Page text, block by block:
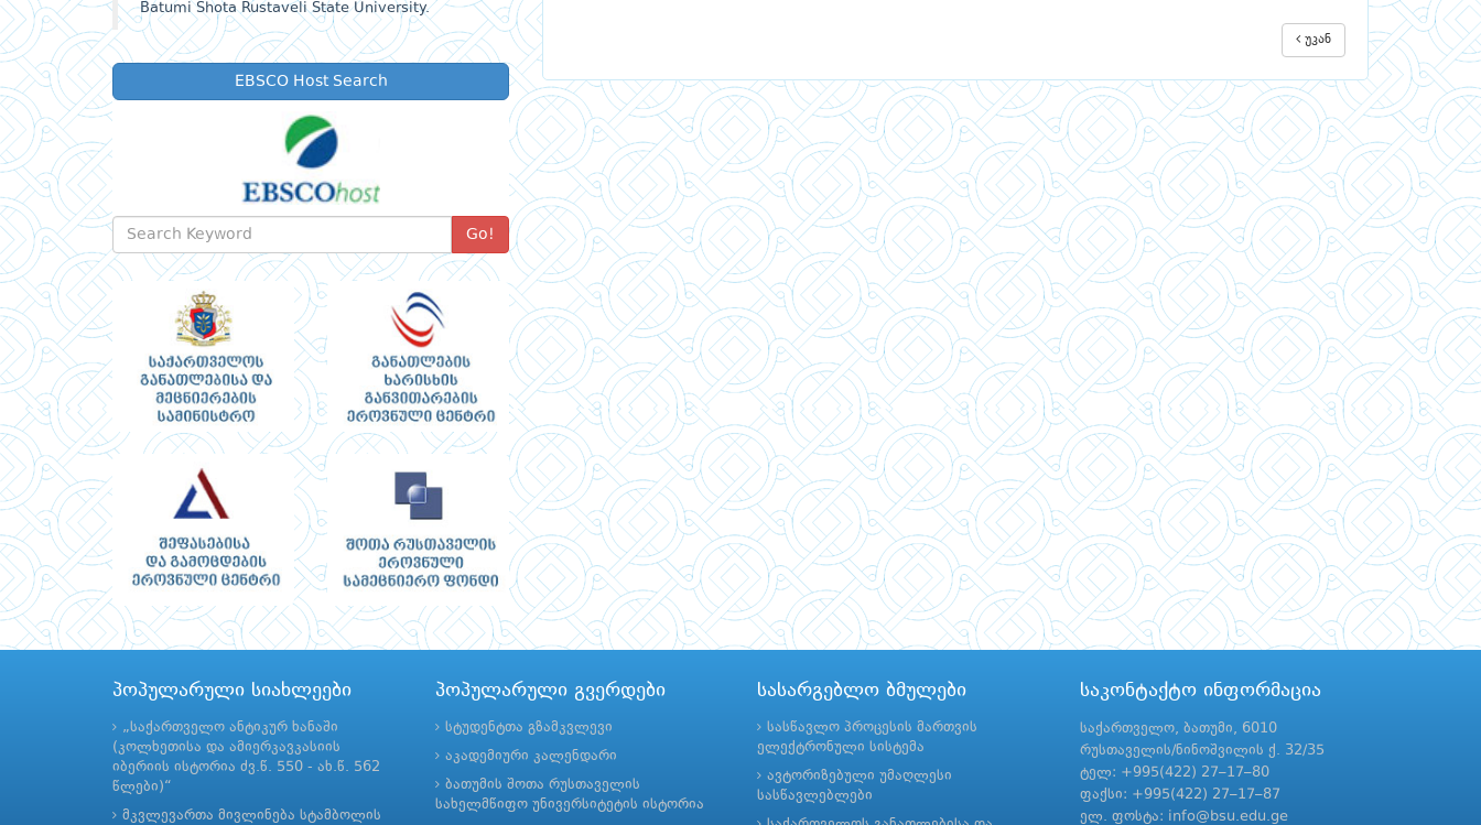
Batumi Shota Rustaveli State University.
EBSCO Host Search
Go!
უკან
პოპულარული სიახლეები
„საქართველო ანტიკურ ხანაში
(კოლხეთისა და ამიერკავკასიის
იბერიის ისტორია ძვ.წ. 550 - ახ.წ. 562
წლები)“
მკვლევართა მივლინება სტამბოლის
პოპულარული გვერდები
სტუდენტთა გზამკვლევი
აკადემიური კალენდარი
ბათუმის შოთა რუსთაველის
სახელმწიფო უნივერსიტეტის ისტორია
სასარგებლო ბმულები
სასწავლო პროცესის მართვის
ელექტრონული სისტემა
ავტორიზებული უმაღლესი
სასწავლებლები
საკონტაქტო ინფორმაცია
საქართველო, ბათუმი, 6010
რუსთაველის/ნინოშვილის ქ. 32/35
ტელ: +995(422) 27–17–80
ფაქსი: +995(422) 27–17–87
ელ. ფოსტა: info@bsu.edu.ge